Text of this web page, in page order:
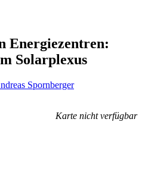
Energiezentren:
Solarplexus
Spornberger
Karte nicht verfügbar